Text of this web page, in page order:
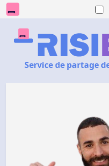
Service de partage